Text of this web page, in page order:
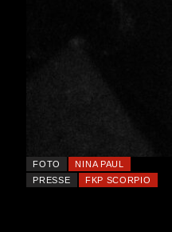
FOTO
NINA PAUL
PRESSE
FKP SCORPIO